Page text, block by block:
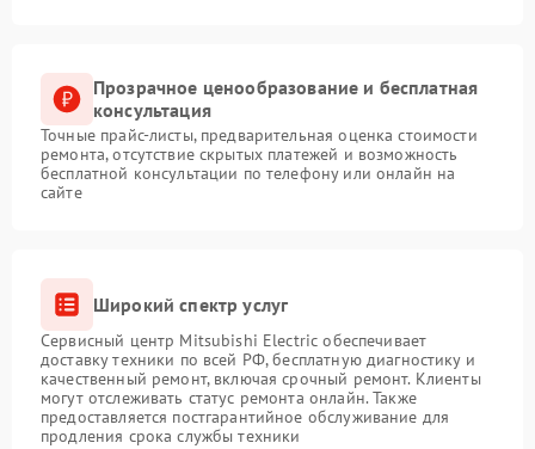
Прозрачное ценообразование и бесплатная
консультация
Точные прайс-листы, предварительная оценка стоимости
ремонта, отсутствие скрытых платежей и возможность
бесплатной консультации по телефону или онлайн на
сайте
Широкий спектр услуг
Сервисный центр Mitsubishi Electric обеспечивает
доставку техники по всей РФ, бесплатную диагностику и
качественный ремонт, включая срочный ремонт. Клиенты
могут отслеживать статус ремонта онлайн. Также
предоставляется постгарантийное обслуживание для
продления срока службы техники